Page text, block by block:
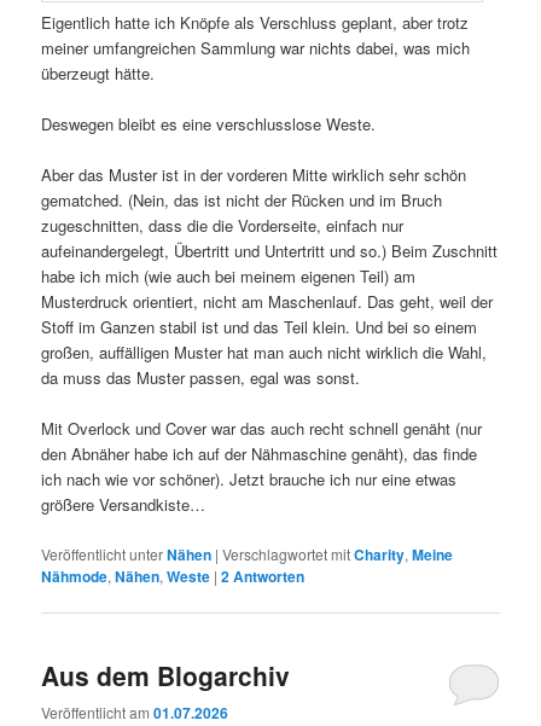
Eigentlich hatte ich Knöpfe als Verschluss geplant, aber trotz
meiner umfangreichen Sammlung war nichts dabei, was mich
überzeugt hätte.
Deswegen bleibt es eine verschlusslose Weste.
Aber das Muster ist in der vorderen Mitte wirklich sehr schön
gematched. (Nein, das ist nicht der Rücken und im Bruch
zugeschnitten, dass die die Vorderseite, einfach nur
aufeinandergelegt, Übertritt und Untertritt und so.) Beim Zuschnitt
habe ich mich (wie auch bei meinem eigenen Teil) am
Musterdruck orientiert, nicht am Maschenlauf. Das geht, weil der
Stoff im Ganzen stabil ist und das Teil klein. Und bei so einem
großen, auffälligen Muster hat man auch nicht wirklich die Wahl,
da muss das Muster passen, egal was sonst.
Mit Overlock und Cover war das auch recht schnell genäht (nur
den Abnäher habe ich auf der Nähmaschine genäht), das finde
ich nach wie vor schöner). Jetzt brauche ich nur eine etwas
größere Versandkiste…
Veröffentlicht unterNähen |Verschlagwortet mitCharity,Meine
Nähmode,Nähen,Weste |2Antworten
Aus dem Blogarchiv
Veröffentlicht am01.07.2026